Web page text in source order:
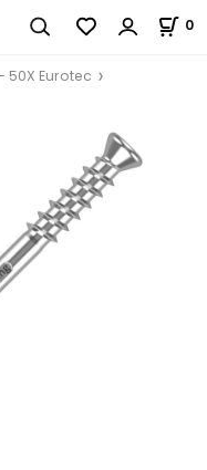
0
Eurotec